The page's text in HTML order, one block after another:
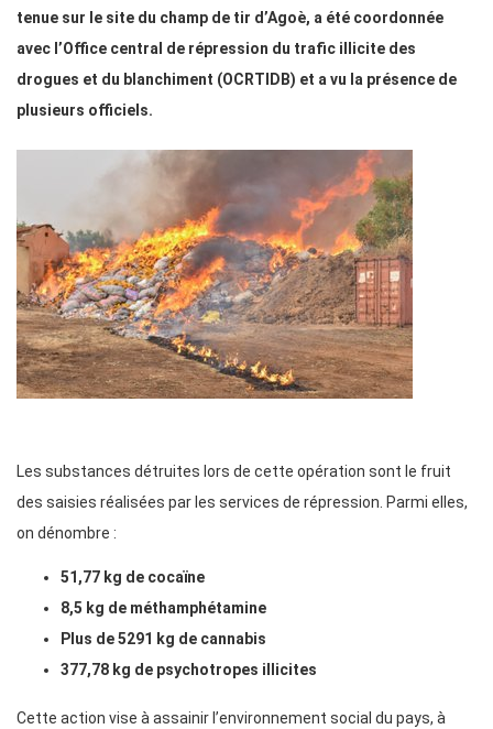
tenue sur le site du champ de tir d’Agoè, a été coordonnée
avec l’Office central de répression du trafic illicite des
drogues et du blanchiment (OCRTIDB) et a vu la présence de
plusieurs officiels.
Les substances détruites lors de cette opération sont le fruit
des saisies réalisées par les services de répression. Parmi elles,
on dénombre :
51,77 kg de cocaïne
8,5 kg de méthamphétamine
Plus de 5291 kg de cannabis
377,78 kg de psychotropes illicites
Cette action vise à assainir l’environnement social du pays, à